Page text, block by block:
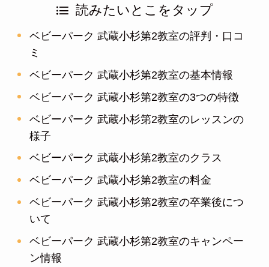
読みたいとこをタップ
ベビーパーク 武蔵小杉第2教室の評判・口コ
ミ
ベビーパーク 武蔵小杉第2教室の基本情報
ベビーパーク 武蔵小杉第2教室の3つの特徴
ベビーパーク 武蔵小杉第2教室のレッスンの
様子
ベビーパーク 武蔵小杉第2教室のクラス
ベビーパーク 武蔵小杉第2教室の料金
ベビーパーク 武蔵小杉第2教室の卒業後につ
いて
ベビーパーク 武蔵小杉第2教室のキャンペー
ン情報